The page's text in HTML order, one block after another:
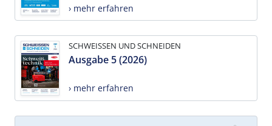
› mehr erfahren
SCHWEISSEN UND SCHNEIDEN
Ausgabe 5 (2026)
› mehr erfahren